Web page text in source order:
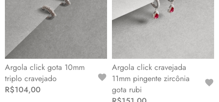
Argola click gota 10mm
triplo cravejado
R$104,00
Argola click cravejada
11mm pingente zircônia
gota rubi